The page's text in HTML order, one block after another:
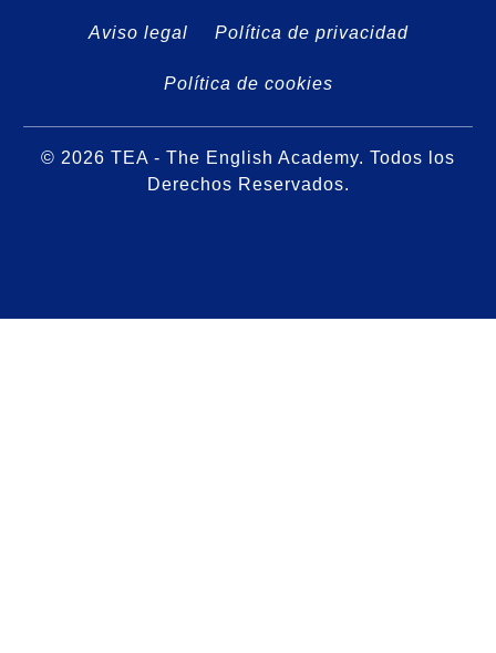
Aviso legal Política de privacidad
Política de cookies
© 2026 TEA - The English Academy. Todos los
Derechos Reservados.